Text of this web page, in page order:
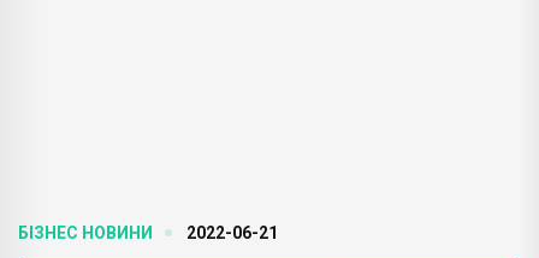
БІЗНЕС НОВИНИ 2022-06-21